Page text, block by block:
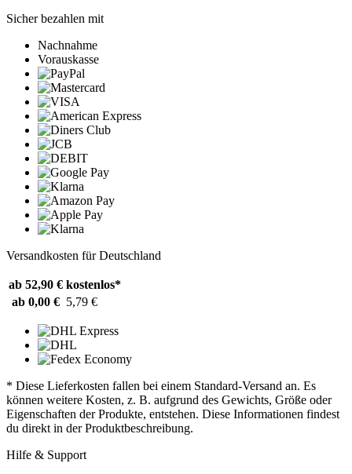
Sicher bezahlen mit
Nachnahme
Vorauskasse
Versandkosten für Deutschland
ab 52,90 € kostenlos*
ab 0,00 € 5,79 €
* Diese Lieferkosten fallen bei einem Standard-Versand an. Es
können weitere Kosten, z. B. aufgrund des Gewichts, Größe oder
Eigenschaften der Produkte, entstehen. Diese Informationen findest
du direkt in der Produktbeschreibung.
Hilfe & Support